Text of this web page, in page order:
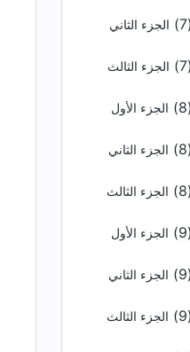
الجزء الثاني
الجزء الثالث
الجزء الأول
الجزء الثاني
الجزء الثالث
الجزء الأول
الجزء الثاني
الجزء الثالث